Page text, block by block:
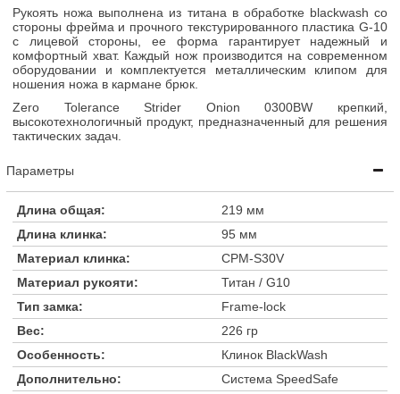
Рукоять ножа выполнена из титана в обработке blackwash со
стороны фрейма и прочного текстурированного пластика G-10
с лицевой стороны, ее форма гарантирует надежный и
комфортный хват. Каждый нож производится на современном
оборудовании и комплектуется металлическим клипом для
ношения ножа в кармане брюк.
Zero Tolerance Strider Onion 0300BW крепкий,
высокотехнологичный продукт, предназначенный для решения
тактических задач.
Параметры
Длина общая:
219 мм
Длина клинка:
95 мм
Материал клинка:
CPM-S30V
Материал рукояти:
Титан / G10
Тип замка:
Frame-lock
Вес:
226 гр
Особенность:
Клинок BlackWash
Дополнительно:
Система SpeedSafe